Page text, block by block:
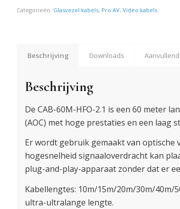
Categorieën: Glasvezel kabels, Pro AV, Video kabels
Beschrijving Downloads
Beschrijving
De CAB-60M-HFO-2.1 is een 60 meter
(AOC) met hoge prestaties en een laag
Er wordt gebruik gemaakt van optische
hogesnelheid signaaloverdracht kan
plug-and-play-apparaat zonder dat er
Kabellengtes: 10m/15m/20m/30m/
ultra-ultralange lengte.